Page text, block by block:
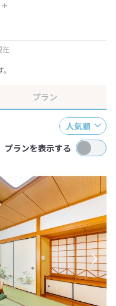
時間ごとに更新されます。最
在
プラン
人気順
プランを表示する